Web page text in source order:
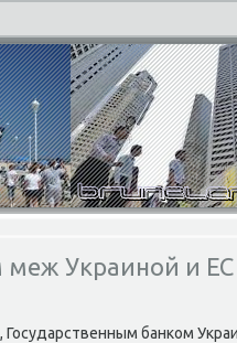
Украиной и ЕС
банком